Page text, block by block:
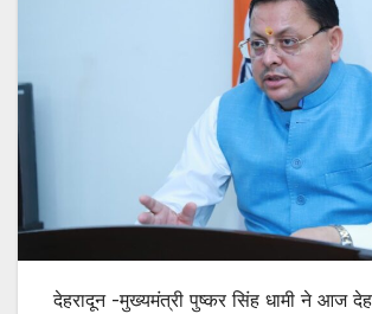
देहरादून -मुख्यमंत्री पुष्कर सिंह धामी ने आज